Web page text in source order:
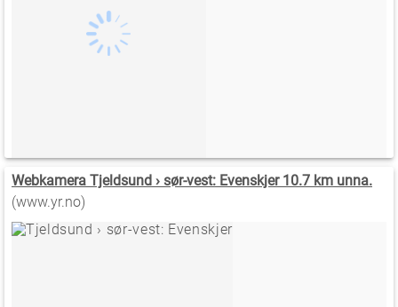
Webkamera Tjeldsund › sør-vest: Evenskjer 10.7 km unna.
(www.yr.no)